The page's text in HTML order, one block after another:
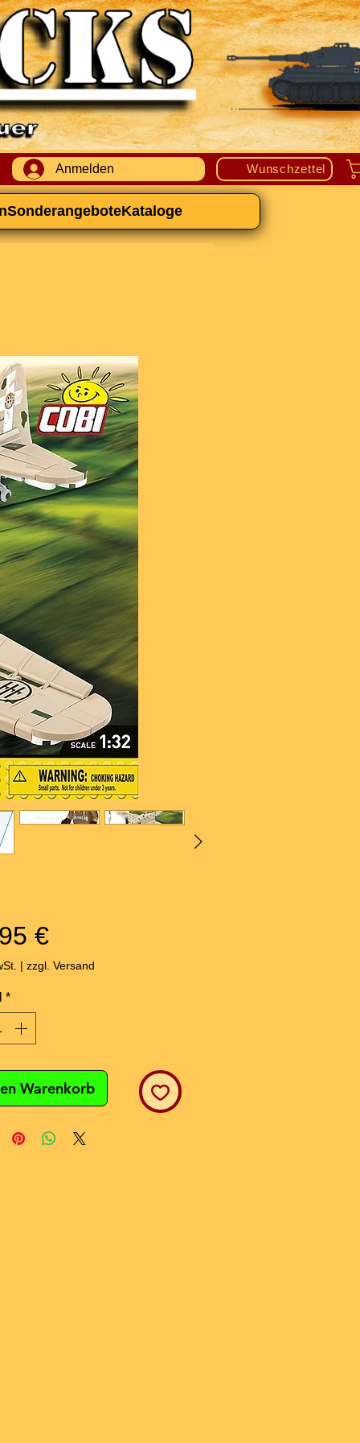
Anmelden Wunschzettel
SonderangeboteKataloge
€Preis
| zzgl. Versand
*
Warenkorb